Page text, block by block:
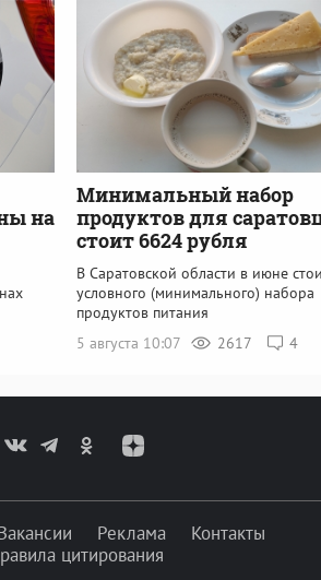
на
Минимальный набор
продуктов для
стоит 6624 рубля
В Саратовской области в июне
условного (минимального) набора
продуктов питания
5 августа 10:07
2617 4
Реклама
Контакты
цитирования